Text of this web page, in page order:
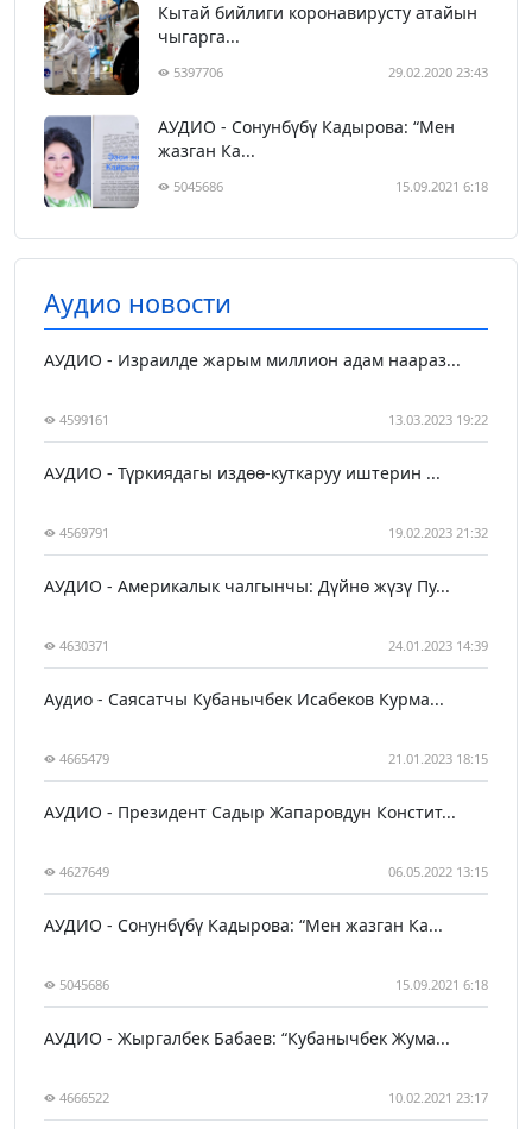
Кытай бийлиги коронавирусту атайын
чыгарга...
5397706 29.02.2020 23:43
АУДИО - Сонунбүбү Кадырова: “Мен
жазган Ка...
5045686 15.09.2021 6:18
Аудио новости
АУДИО - Израилде жарым миллион адам наараз...
4599161 13.03.2023 19:22
АУДИО - Түркиядагы издөө-куткаруу иштерин ...
4569791 19.02.2023 21:32
АУДИО - Америкалык чалгынчы: Дүйнө жүзү Пу...
4630371 24.01.2023 14:39
Аудио - Саясатчы Кубанычбек Исабеков Курма...
4665479 21.01.2023 18:15
АУДИО - Президент Садыр Жапаровдун Констит...
4627649 06.05.2022 13:15
АУДИО - Сонунбүбү Кадырова: “Мен жазган Ка...
5045686 15.09.2021 6:18
АУДИО - Жыргалбек Бабаев: “Кубанычбек Жума...
4666522 10.02.2021 23:17